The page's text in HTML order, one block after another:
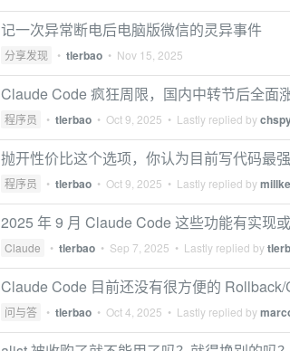
记一次异常断电后电脑版微信的灵异事件
分享发现 • tlerbao • Nov 15, 2025
Claude Code 疯狂周限，国内中转节后全面
程序员 • tlerbao • Oct 9, 2025 • Lastly replied by
抛开性价比这个选项，你认为目前写代码最强
程序员 • tlerbao • Oct 9, 2025 • Lastly replied by
2025 年 9 月 Claude Code 这些功能有实现
Claude • tlerbao • Sep 7, 2025 • Lastly replied by
Claude Code 目前还没有很方便的 Rollback/
问与答 • tlerbao • Oct 4, 2025 • Lastly replied by